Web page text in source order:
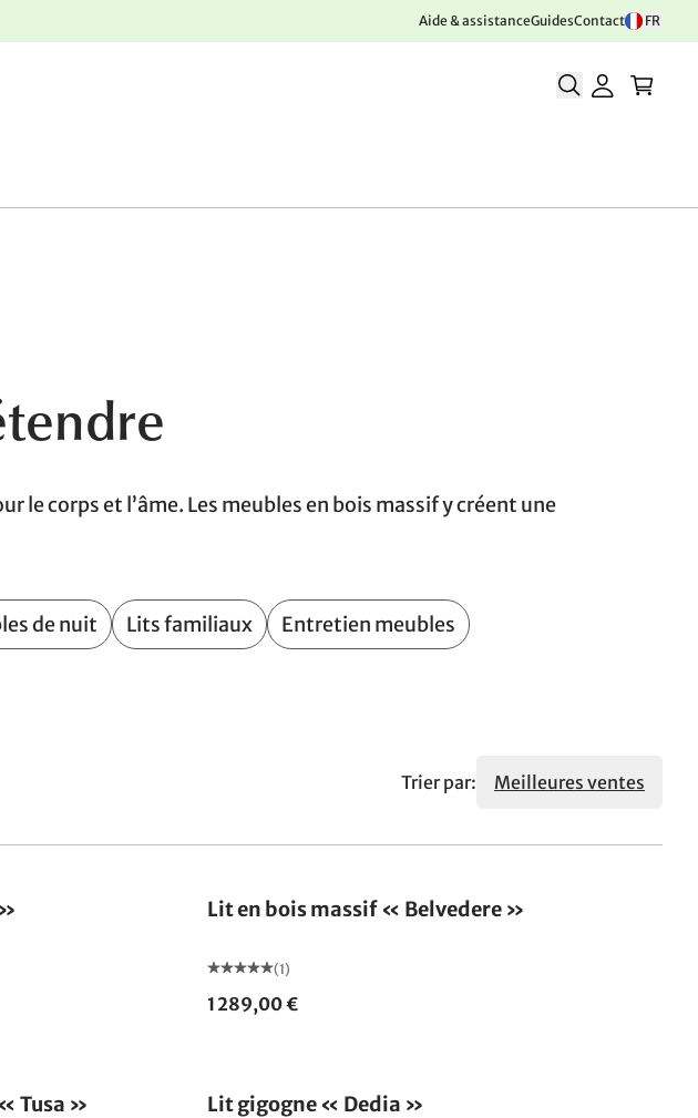
Aide & assistanceGuidesContact FR
le corps et l’âme. Les meubles en bois massif y créent une
de nuit Lits familiaux Entretien meubles
Trier par: Meilleures ventes
Lit en bois massif « Belvedere »
(1)
1 289,00 €
Tusa » Lit gigogne « Dedia »